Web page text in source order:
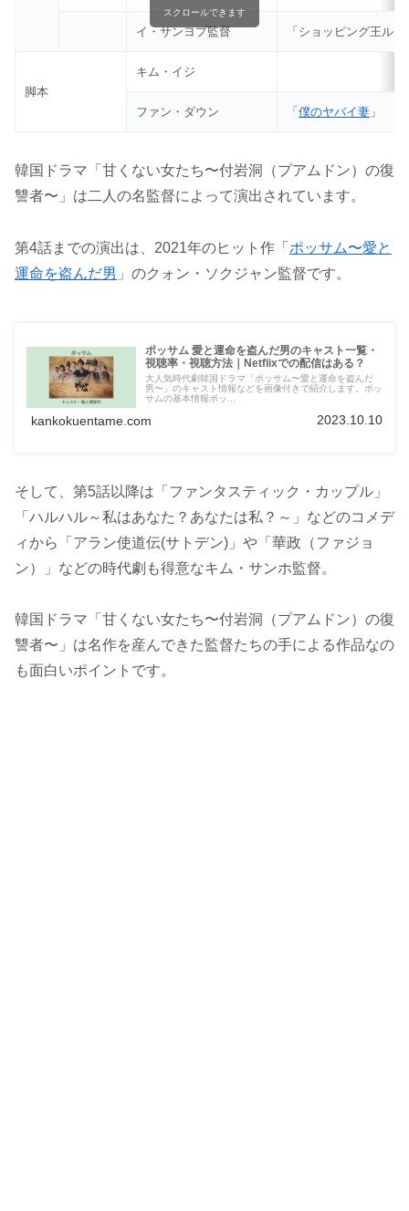
イ・サンヨプ監督 「ショッピング王ルイ
脚本
キム・イジ
ファン・ダウン 「僕のヤバイ妻 」
スクロールできます
韓国ドラマ「甘くない女たち〜付岩洞（プアムドン）の復
讐者〜」は二人の名監督によって演出されています。
第4話までの演出は、2021年のヒット作「 ポッサム〜愛と
運命を盗んだ男 」のクォン・ソクジャン監督です。
ポッサム 愛と運命を盗んだ男のキャスト一覧・
視聴率・視聴方法｜Netflixでの配信はある？
大人気時代劇韓国ドラマ「ポッサム〜愛と運命を盗んだ
男〜」のキャスト情報などを画像付きで紹介します。ポッ
サムの基本情報ポッ...
kankokuentame.com 2023.10.10
そして、第5話以降は「ファンタスティック・カップル」
「ハルハル～私はあなた？あなたは私？～」などのコメデ
ィから「アラン使道伝(サトデン)」や「華政（ファジョ
ン）」などの時代劇も得意なキム・サンホ監督。
韓国ドラマ「甘くない女たち〜付岩洞（プアムドン）の復
讐者〜」は名作を産んできた監督たちの手による作品なの
も面白いポイントです。